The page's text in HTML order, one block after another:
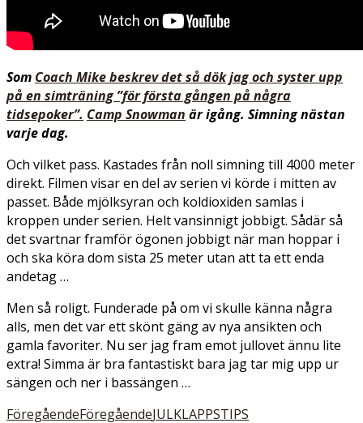
Som Coach Mike beskrev det så dök jag och syster upp
på en simträning ”för första gången på några
tidsepoker”. Camp Snowman är igång. Simning nästan
varje dag.
Och vilket pass. Kastades från noll simning till 4000 meter
direkt. Filmen visar en del av serien vi körde i mitten av
passet. Både mjölksyran och koldioxiden samlas i
kroppen under serien. Helt vansinnigt jobbigt. Sådär så
det svartnar framför ögonen jobbigt när man hoppar i
och ska köra dom sista 25 meter utan att ta ett enda
andetag …
Men så roligt. Funderade på om vi skulle känna några
alls, men det var ett skönt gäng av nya ansikten och
gamla favoriter. Nu ser jag fram emot jullovet ännu lite
extra! Simma är bra fantastiskt bara jag tar mig upp ur
sängen och ner i bassängen …
FöregåendeFöregåendeJULKLAPPSTIPS